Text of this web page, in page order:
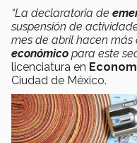
“La declaratoria de
suspensión de
mes de abril hacen
económico para este
licenciatura en
Ciudad de México.